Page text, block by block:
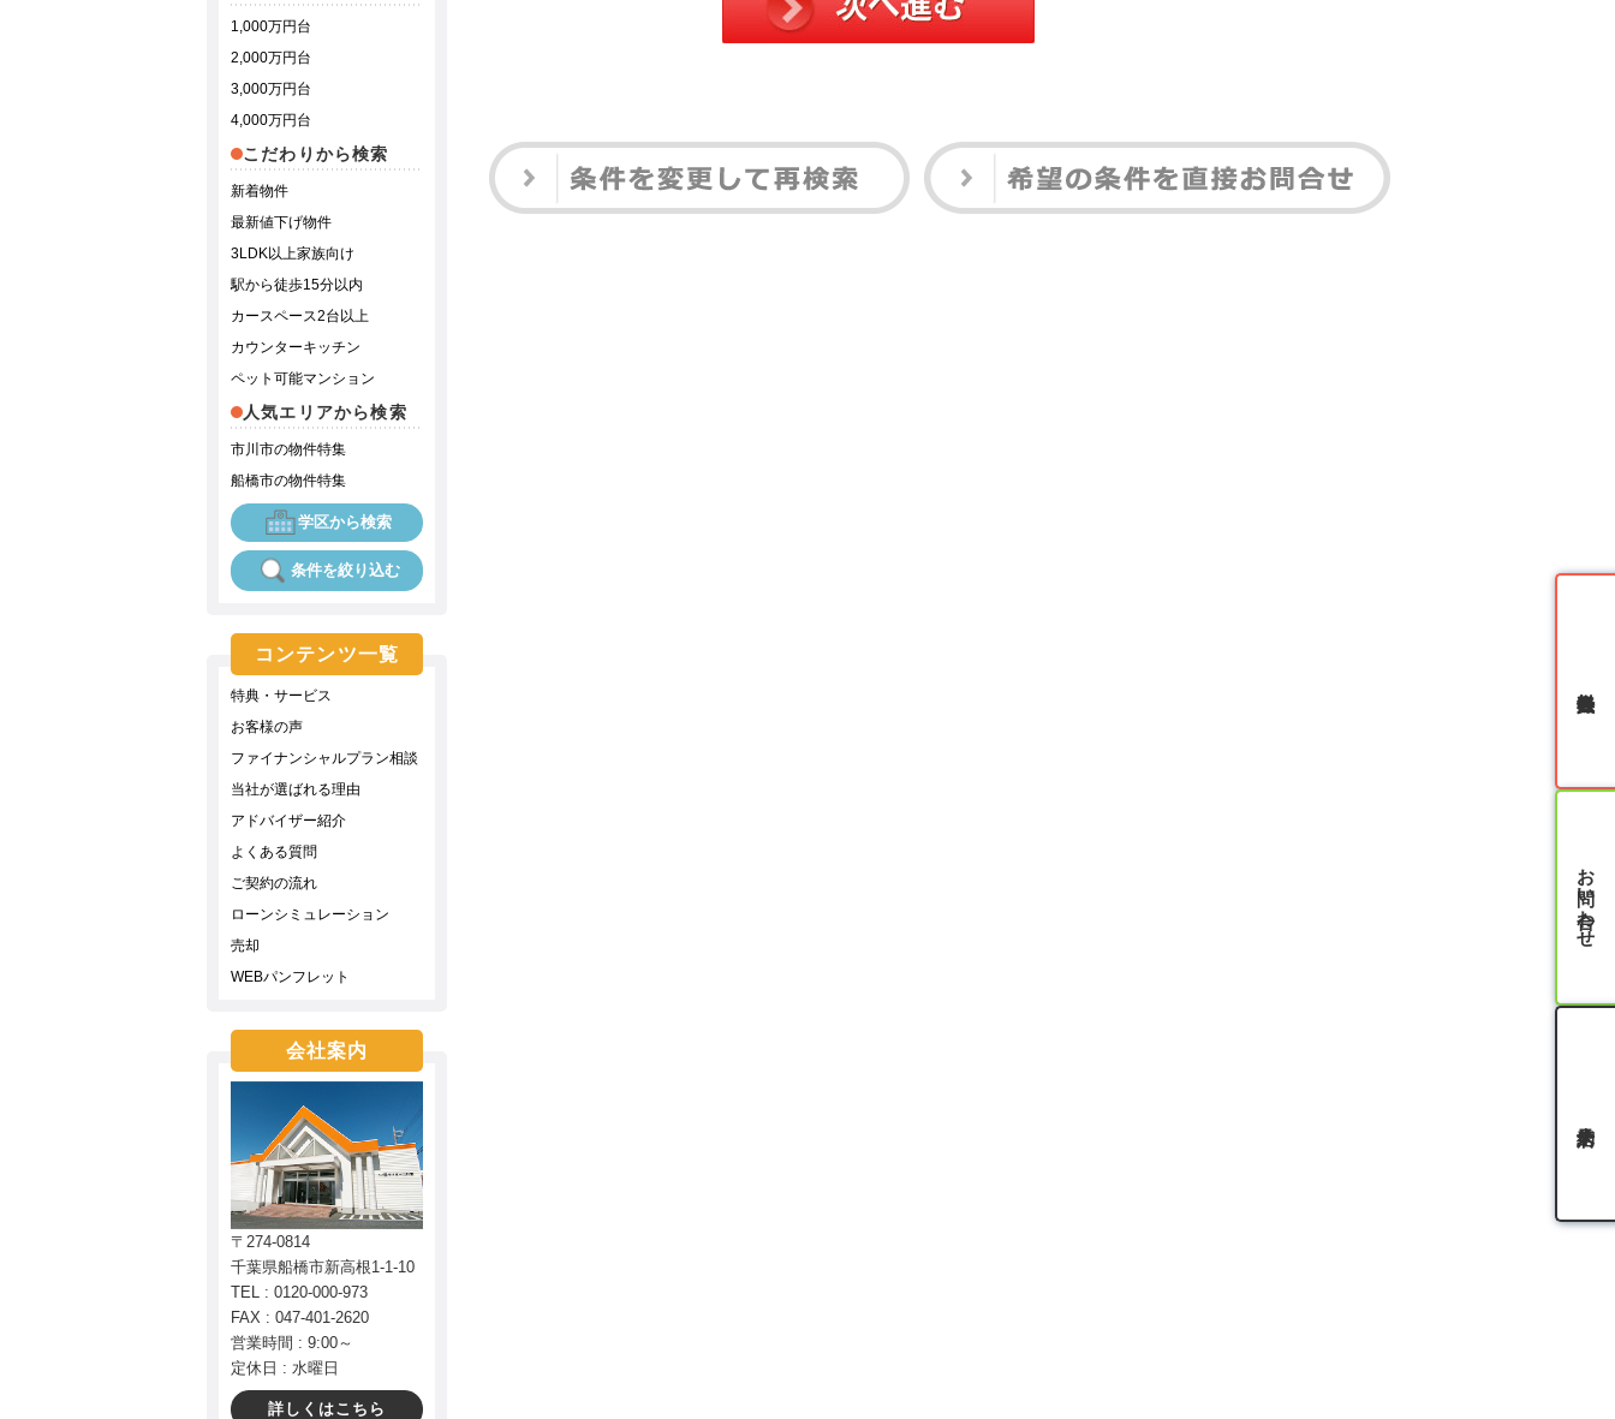
1,000万円台
2,000万円台
3,000万円台
4,000万円台
こだわりから検索
新着物件
最新値下げ物件
3LDK以上家族向け
駅から徒歩15分以内
カースペース2台以上
カウンターキッチン
ペット可能マンション
人気エリアから検索
市川市の物件特集
船橋市の物件特集
学区から検索
条件を絞り込む
コンテンツ一覧
特典・サービス
お客様の声
ファイナンシャルプラン相談
当社が選ばれる理由
アドバイザー紹介
よくある質問
ご契約の流れ
ローンシミュレーション
売却
WEBパンフレット
会社案内
〒274-0814
千葉県船橋市新高根1-1-10
TEL : 0120-000-973
FAX : 047-401-2620
営業時間 : 9:00～
定休日 : 水曜日
詳しくはこちら
お問い合わせ